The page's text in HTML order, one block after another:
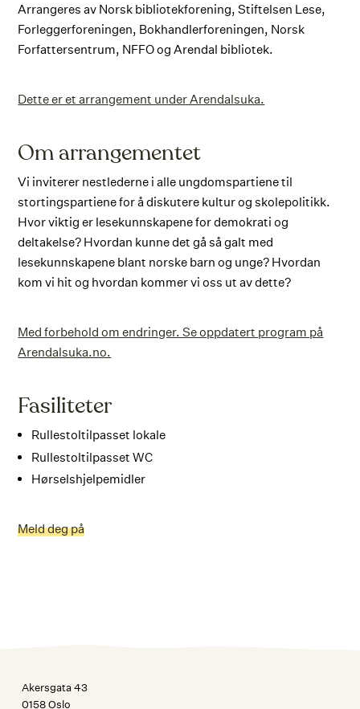
Arrangeres av Norsk bibliotekforening, Stiftelsen Lese,
Forleggerforeningen, Bokhandlerforeningen, Norsk
Forfattersentrum, NFFO og Arendal bibliotek.
Dette er et arrangement under Arendalsuka.
Om arrangementet
Vi inviterer nestlederne i alle ungdomspartiene til
stortingspartiene for å diskutere kultur og skolepolitikk.
Hvor viktig er lesekunnskapene for demokrati og
deltakelse? Hvordan kunne det gå så galt med
lesekunnskapene blant norske barn og unge? Hvordan
kom vi hit og hvordan kommer vi oss ut av dette?
Med forbehold om endringer. Se oppdatert program på
Arendalsuka.no.
Fasiliteter
Rullestoltilpasset lokale
Rullestoltilpasset WC
Hørselshjelpemidler
Meld deg på
Akersgata 43
0158 Oslo